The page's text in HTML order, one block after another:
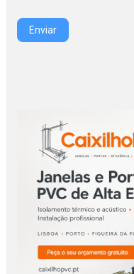
Enviar